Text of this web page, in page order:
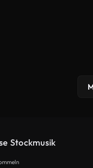
Stockmusik